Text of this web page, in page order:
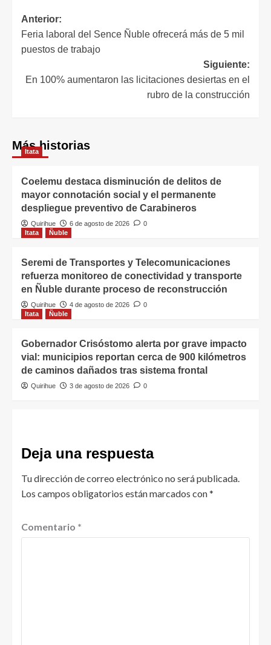
Anterior:
Feria laboral del Sence Ñuble ofrecerá más de 5 mil
puestos de trabajo
Siguiente:
En 100% aumentaron las licitaciones desiertas en el
rubro de la construcción
Más historias
Itata
Coelemu destaca disminución de delitos de
mayor connotación social y el permanente
despliegue preventivo de Carabineros
Quirihue 6 de agosto de 2026
0
Itata
Ñuble
Seremi de Transportes y Telecomunicaciones
refuerza monitoreo de conectividad y transporte
en Ñuble durante proceso de reconstrucción
Quirihue 4 de agosto de 2026
0
Itata
Ñuble
Gobernador Crisóstomo alerta por grave impacto
vial: municipios reportan cerca de 900 kilómetros
de caminos dañados tras sistema frontal
Quirihue 3 de agosto de 2026 0
Deja una respuesta
Tu dirección de correo electrónico no será publicada.
Los campos obligatorios están marcados con*
Comentario *